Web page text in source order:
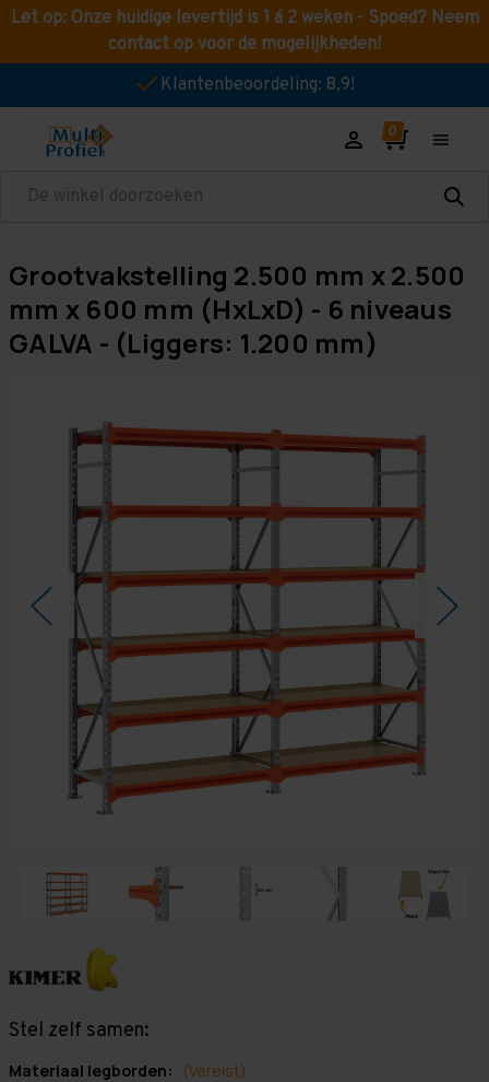
Let op: Onze huidige levertijd is 1 á 2 weken - Spoed? Neem
contact op voor de mogelijkheden!
Klantenbeoordeling: 8,9!
Zoeken
Grootvakstelling 2.500 mm x 2.500
mm x 600 mm (HxLxD) - 6 niveaus
GALVA - (Liggers: 1.200 mm)
Stel zelf samen:
Materiaal legborden: (Vereist)